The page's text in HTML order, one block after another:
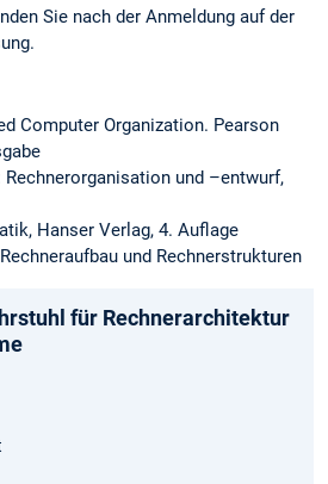
Sie nach der Anmeldung auf der
Computer Organization. Pearson
Rechnerorganisation und –entwurf,
Hanser Verlag, 4. Auflage
und Rechnerstrukturen
für Rechnerarchitektur